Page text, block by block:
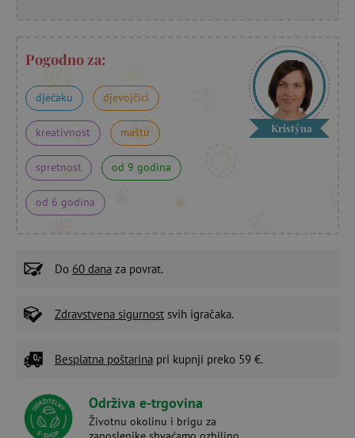
Pogodno za:
dječaku djevojčici
kreativnost maštu
spretnost od 9 godina
od 6 godina
Kristýna
Do 60 dana za povrat.
Zdravstvena sigurnost svih igračaka.
Besplatna poštarina pri kupnji preko 59 €.
Održiva e-trgovina
Životnu okolinu i brigu za